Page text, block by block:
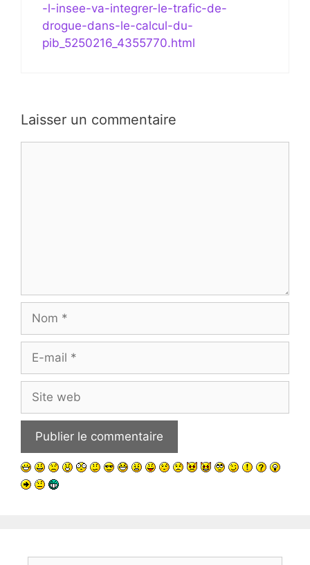
-l-insee-va-integrer-le-trafic-de-
drogue-dans-le-calcul-du-
pib_5250216_4355770.html
Laisser un commentaire
Nom
Site
web